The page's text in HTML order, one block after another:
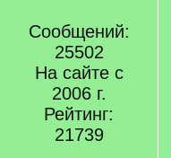
Сообщений:
25502
На сайте с
2006 г.
Рейтинг:
21739